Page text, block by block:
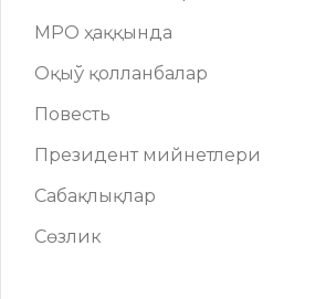
МРО ҳаққында
Оқыў қолланбалар
Повесть
Президент мийнетлери
Сабақлықлар
Сөзлик